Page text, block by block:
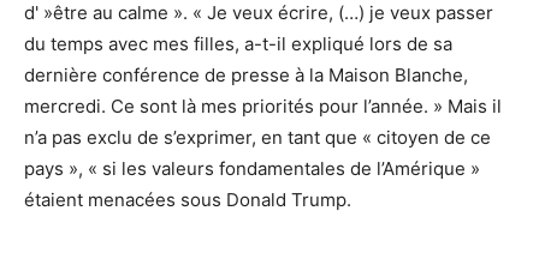
d' »être au calme ». « Je veux écrire, (…) je veux passer
du temps avec mes filles, a-t-il expliqué lors de sa
dernière conférence de presse à la Maison Blanche,
mercredi. Ce sont là mes priorités pour l’année. » Mais il
n’a pas exclu de s’exprimer, en tant que « citoyen de ce
pays », « si les valeurs fondamentales de l’Amérique »
étaient menacées sous Donald Trump.